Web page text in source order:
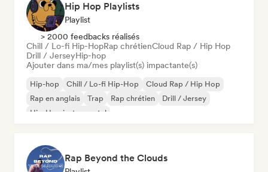
Hip Hop Playlists
Playlist
> 2000 feedbacks réalisés
Chill / Lo-fi Hip-HopRap chrétienCloud Rap / Hip Hop
Drill / JerseyHip-hop
Ajouter dans ma/mes playlist(s) impactante(s)
Hip-hop Chill / Lo-fi Hip-Hop
Cloud Rap / Hip Hop
Rap en anglais
Trap Rap chrétien
Drill / Jersey
Hip-Hop instrumental
Rap Beyond the Clouds